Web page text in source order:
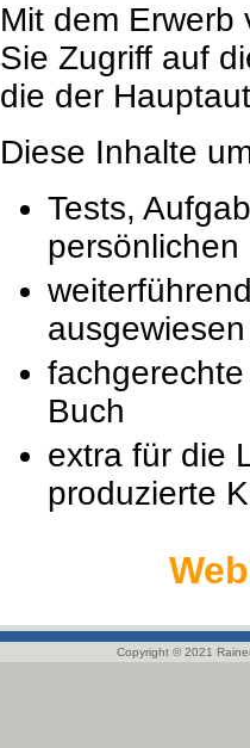
Mit dem Erwerb
Sie Zugriff auf
die der
Diese Inhalte
Tests,
ausgewiesen
Buch
extra für die
produzierte
Copyright © 2021